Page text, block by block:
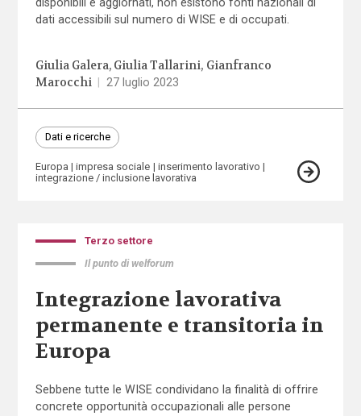
dati accessibili sul numero di WISE e di occupati.
Giulia Galera Giulia Tallarini Gianfranco
Marocchi
27 luglio 2023
Dati e ricerche
Europa impresa sociale
inserimento lavorativo
integrazione / inclusione lavorativa
Terzo settore
Il punto di welforum
Integrazione lavorativa
permanente e transitoria in
Europa
Sebbene tutte le WISE condividano la finalità di offrire
concrete opportunità occupazionali alle persone